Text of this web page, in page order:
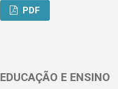
PDF
EDUCAÇÃO E ENSINO